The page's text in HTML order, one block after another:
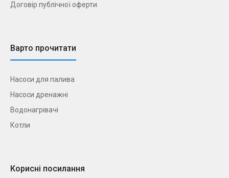
Договір публічної оферти
Варто прочитати
Насоси для палива
Насоси дренажні
Водонагрівачі
Котли
Корисні посилання